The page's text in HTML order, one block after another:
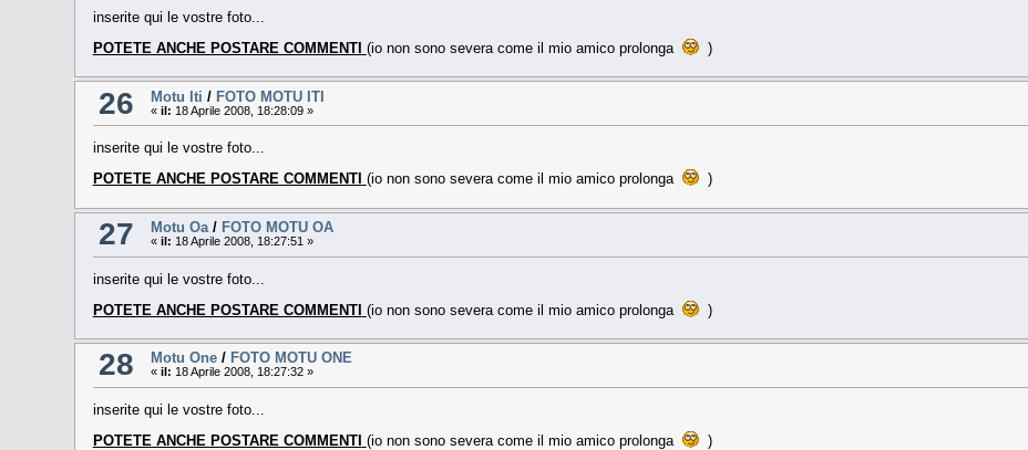
inserite qui le vostre foto...
POTETE ANCHE POSTARE COMMENTI (io non sono severa come il mio amico prolonga )
26 Motu Iti / FOTO MOTU ITI
« il: 18 Aprile 2008, 18:28:09 »
inserite qui le vostre foto...
POTETE ANCHE POSTARE COMMENTI (io non sono severa come il mio amico prolonga )
27 Motu Oa/ FOTO MOTU OA
« il: 18 Aprile 2008, 18:27:51 »
inserite qui le vostre foto...
POTETE ANCHE POSTARE COMMENTI (io non sono severa come il mio amico prolonga )
28 Motu One/ FOTO MOTU ONE
« il: 18 Aprile 2008, 18:27:32 »
inserite qui le vostre foto...
POTETE ANCHE POSTARE COMMENTI (io non sono severa come il mio amico prolonga )